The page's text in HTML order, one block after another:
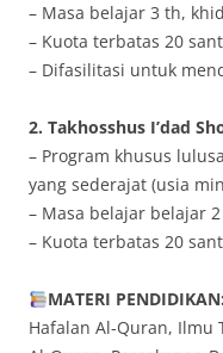
– Masa belajar 3 th,
– Kuota terbatas 20
– Difasilitasi untuk
2. Takhosshus I’dad
– Program khusus
yang sederajat (usia
– Masa belajar belajar
– Kuota terbatas 20
MATERI PENDIDIKAN:
Hafalan Al-Quran, Ilmu